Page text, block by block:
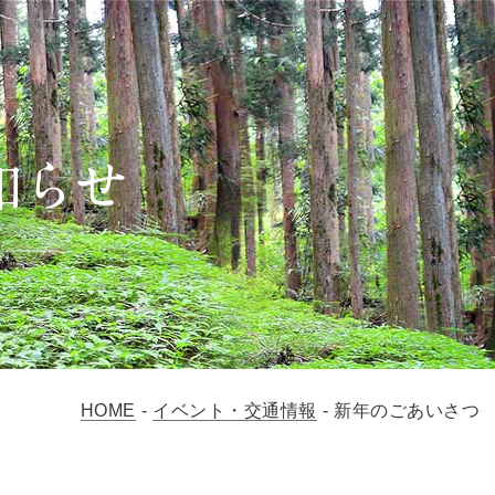
HOME - イベント・交通情報 - 新年のごあいさつ